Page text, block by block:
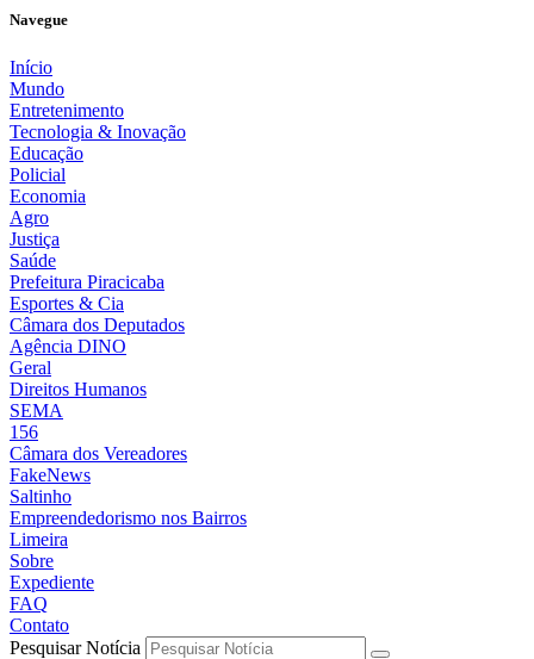
Navegue
Início
Mundo
Entretenimento
Tecnologia & Inovação
Educação
Policial
Economia
Agro
Justiça
Saúde
Prefeitura Piracicaba
Esportes & Cia
Câmara dos Deputados
Agência DINO
Geral
Direitos Humanos
SEMA
156
Câmara dos Vereadores
FakeNews
Saltinho
Empreendedorismo nos Bairros
Limeira
Sobre
Expediente
FAQ
Contato
Pesquisar Notícia